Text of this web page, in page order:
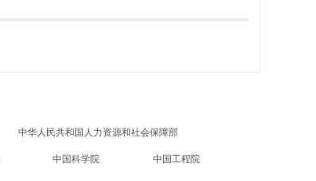
中华人民共和国人力资源和社会保障部
中国科学院 中国工程院